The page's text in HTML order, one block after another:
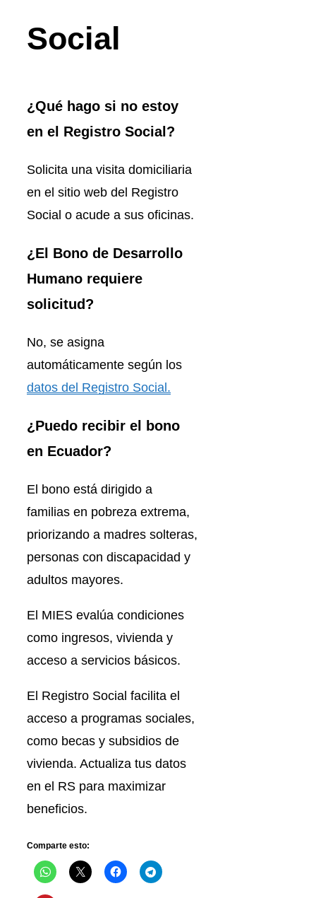
Social
¿Qué hago si no estoy
en el Registro Social?
Solicita una visita domiciliaria
en el sitio web del Registro
Social o acude a sus oficinas.
¿El Bono de Desarrollo
Humano requiere
solicitud?
No, se asigna
automáticamente según los
datos del Registro Social.
¿Puedo recibir el bono
en Ecuador?
El bono está dirigido a
familias en pobreza extrema,
priorizando a madres solteras,
personas con discapacidad y
adultos mayores.
El MIES evalúa condiciones
como ingresos, vivienda y
acceso a servicios básicos.
El Registro Social facilita el
acceso a programas sociales,
como becas y subsidios de
vivienda. Actualiza tus datos
en el RS para maximizar
beneficios.
Comparte esto: